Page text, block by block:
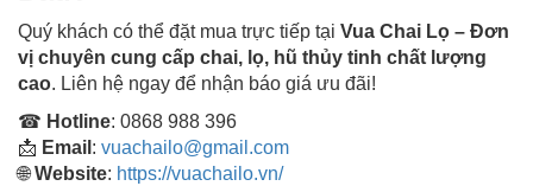
Quý khách có thể đặt mua trực tiếp tại Vua Chai Lọ – Đơn
vị chuyên cung cấp chai, lọ, hũ thủy tinh chất lượng
cao. Liên hệ ngay để nhận báo giá ưu đãi!
☎ Hotline: 0868 988 396
📩 Email : vuachailo@gmail.com
🌐Website: https://vuachailo.vn/